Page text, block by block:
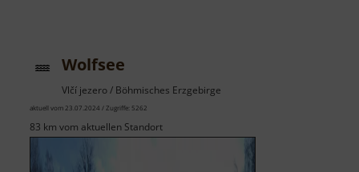
Wolfsee
Vlčí jezero / Böhmisches Erzgebirge
aktuell vom 23.07.2024 / Zugriffe: 5262
83 km vom aktuellen Standort